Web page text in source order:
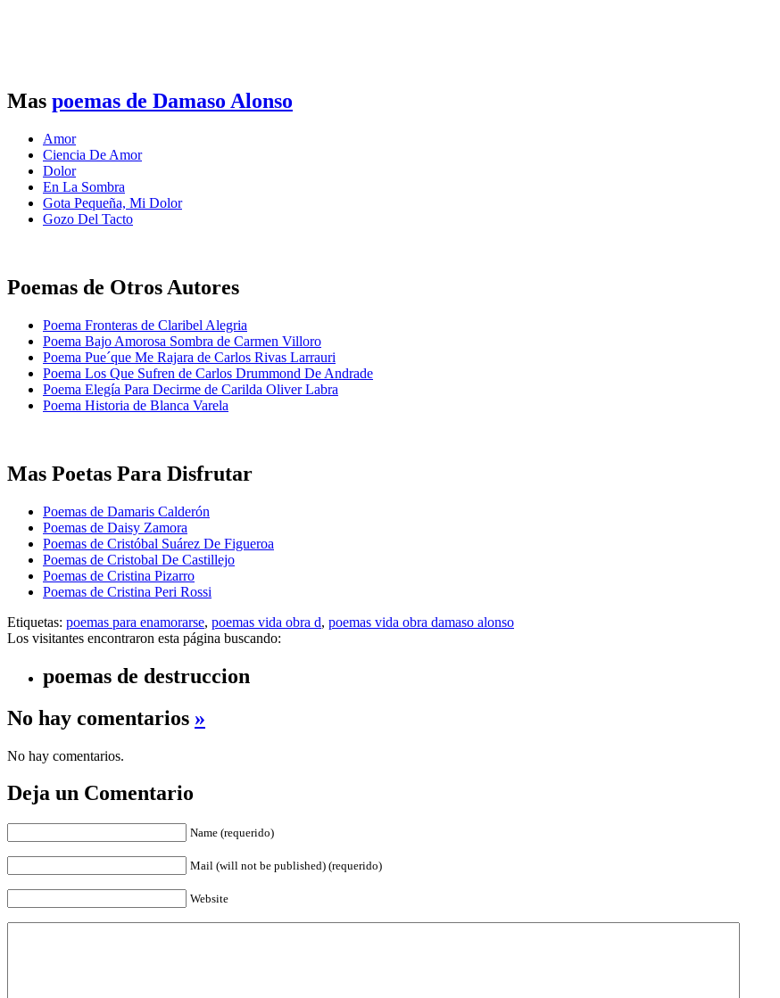
Mas poemas de Damaso Alonso
Amor
Ciencia De Amor
Dolor
En La Sombra
Gota Pequeña, Mi Dolor
Gozo Del Tacto
Poemas de Otros Autores
Poema Fronteras de Claribel Alegria
Poema Bajo Amorosa Sombra de Carmen Villoro
Poema Pue´que Me Rajara de Carlos Rivas Larrauri
Poema Los Que Sufren de Carlos Drummond De Andrade
Poema Elegía Para Decirme de Carilda Oliver Labra
Poema Historia de Blanca Varela
Mas Poetas Para Disfrutar
Poemas de Damaris Calderón
Poemas de Daisy Zamora
Poemas de Cristóbal Suárez De Figueroa
Poemas de Cristobal De Castillejo
Poemas de Cristina Pizarro
Poemas de Cristina Peri Rossi
Etiquetas: poemas para enamorarse, poemas vida obra d, poemas vida obra damaso alonso
Los visitantes encontraron esta página buscando:
poemas de destruccion
No hay comentarios »
No hay comentarios.
Deja un Comentario
Name (requerido)
Mail (will not be published) (requerido)
Website